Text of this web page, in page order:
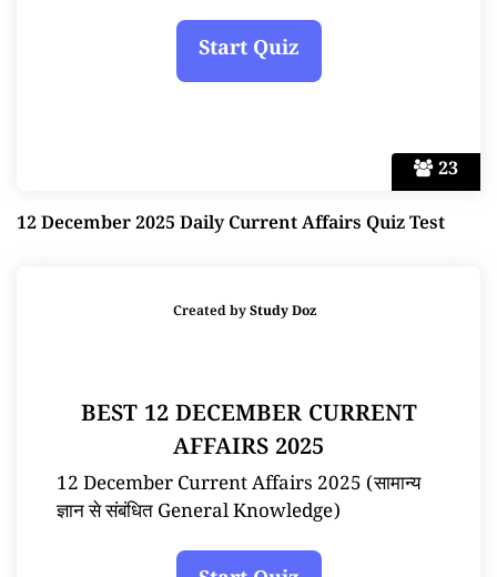
23
12 December 2025 Daily Current Affairs Quiz Test
Created byStudy Doz
BEST 12 DECEMBER CURRENT
AFFAIRS 2025
12 December Current Affairs 2025 (सामान्य
ज्ञान से संबंधित General Knowledge)